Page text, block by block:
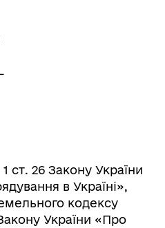
ст. 26 Закону України
в Україні»,
кодексу
України «Про